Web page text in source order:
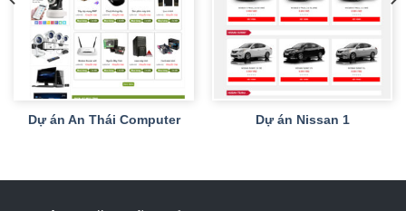
Dự án An Thái Computer Dự án Nissan 1